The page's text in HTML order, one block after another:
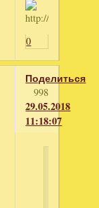
0
Поделиться
998
29.05.2018
11:18:07